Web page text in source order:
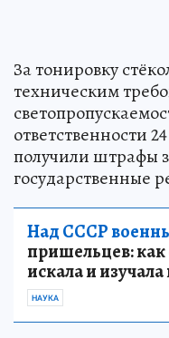
За тонировку
техническим
ответственности
получили штрафы
государственные
Над СССР
пришельцев: как
искала и
НАУКА